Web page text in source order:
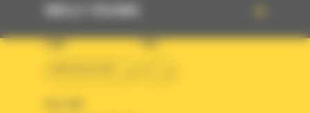
LAND TAAL